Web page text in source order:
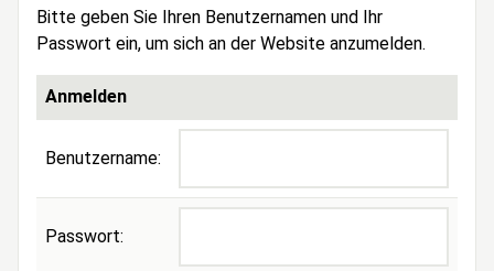
Bitte geben Sie Ihren Benutzernamen und Ihr
Passwort ein, um sich an der Website anzumelden.
Anmelden
Benutzername:
Passwort: